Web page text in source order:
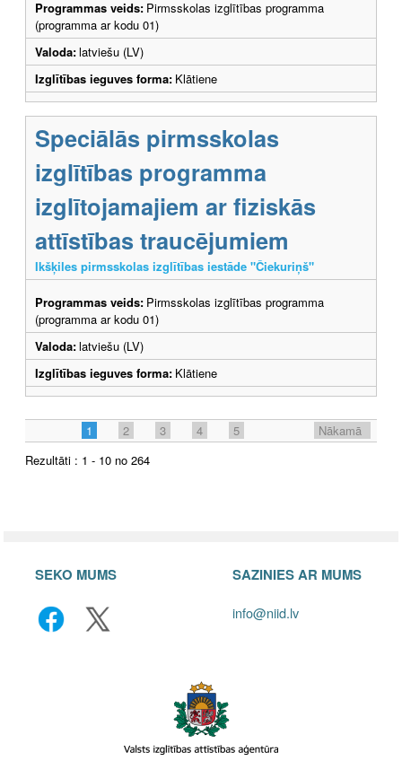
Programmas veids: Pirmsskolas izglītības programma
(programma ar kodu 01)
Valoda:latviešu (LV)
Izglītības ieguves forma: Klātiene
Speciālās pirmsskolas
izglītības programma
izglītojamajiem ar fiziskās
attīstības traucējumiem
Ikšķiles pirmsskolas izglītības iestāde "Čiekuriņš"
Programmas veids: Pirmsskolas izglītības programma
(programma ar kodu 01)
Valoda:latviešu (LV)
Izglītības ieguves forma: Klātiene
1 2 3 4 5
Nākamā
Rezultāti : 1 - 10 no 264
SEKO MUMS SAZINIES AR MUMS
info@niid.lv